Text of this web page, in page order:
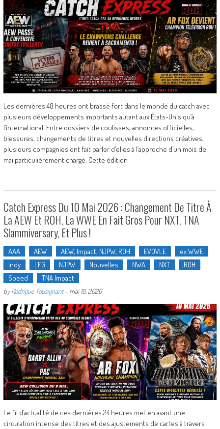
Les dernières 48 heures ont brassé fort dans le monde du catch avec
plusieurs développements importants autant aux États-Unis qu’à
l’international. Entre dossiers de coulisses, annonces officielles,
blessures, changements de titres et nouvelles directions créatives,
plusieurs compagnies ont fait parler d’elles à l’approche d’un mois de
mai particulièrement chargé. Cette édition
Catch Express Du 10 Mai 2026 : Changement De Titre À
La AEW Et ROH, La WWE En Fait Gros Pour NXT, TNA
Slammiversary, Et Plus !
AAA AEW AEW, Impact, NJPW, ROH EVOVLE
ex WWE
Indy
LFG NJPW Nouvelles NWA NXT
ROH
Speed
TNA Impact
byRodrigue Tousignant- mai 10, 2026
Le fil d’actualité de ces dernières 24 heures met en avant une
circulation intense des titres et des ajustements de cartes à travers